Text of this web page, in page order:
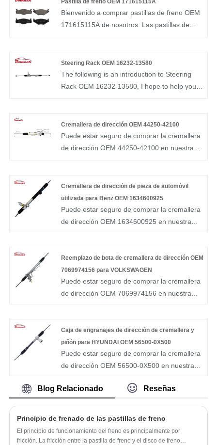
Pastilla de freno OEM 171615115A
Bienvenido a comprar pastillas de freno OEM
171615115A de nosotros. Las pastillas de
productos terminados. Podemos garantizar la
calidad y el precio de las pastillas de freno
para satisfacer a los clientes. Protector de
de pastillas de freno D280-7183 D280-7209
fabricante GDB459
Steering Rack OEM 16232-13580
The following is an introduction to Steering
Rack OEM 16232-13580, I hope to help you
Hydraulic Power OEM NO.16232-13580
4001.81 Steering Gear for Peugoet Partner
LHD
Cremallera de dirección OEM 44250-42100
Puede estar seguro de comprar la cremallera
de dirección OEM 44250-42100 en nuestra
de dirección del OEM NO.44250-42100 de la
energía hydráulica de la fábrica de las piezas
de automóvil de BOMCAR para Toyota RAV4
SXA10
Cremallera de dirección de pieza de automóvil
utilizada para Benz OEM 1634600925
Puede estar seguro de comprar la cremallera
de dirección OEM 1634600925 en nuestra
energía hidráulica de la fábrica de las piezas
de automóvil de BOMCAR NINGÚN engranaje
de dirección 1634600925 para la CLASE del
ML M de Mercedes-Benz
Reemplazo de bota de cremallera de dirección OEM
7069974156 para VOLKSWAGEN
Puede estar seguro de comprar la cremallera
de dirección OEM 7069974156 en nuestra
autoparts Manufactory Hydraulic Power OEM
7069974156 Engranaje de dirección para
VOLKSWAGEN POLO NUEVO 2009 LHD
Caja de engranajes de dirección de cremallera y
piñón para HYUNDAI OEM 56500-0X500
Puede estar seguro de comprar la cremallera
de dirección OEM 56500-0X500 en nuestra
postventa y entrega oportuna. Engranaje de
PICANTO 11-16
Blog Relacionado Reseñas
Principio de frenado de las pastillas de freno
El principio de funcionamiento del freno es principalmente por
fricción. La fricción entre la pastilla de freno y el disco de freno